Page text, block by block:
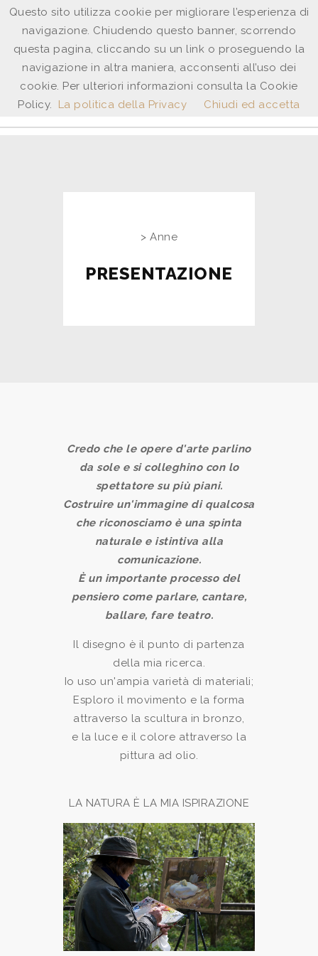
ANNE
SHINGLETON
ita /uk
> Anne
PRESENTAZIONE
Credo che le opere d'arte parlino
da sole e si colleghino con lo
spettatore su più piani.
Costruire un'immagine di qualcosa
che riconosciamo è una spinta
naturale e istintiva alla
comunicazione.
È un importante processo del
pensiero come parlare, cantare,
ballare, fare teatro.
Il disegno è il punto di partenza
della mia ricerca.
Io uso un'ampia varietà di materiali;
Esploro il movimento e la forma
attraverso la scultura in bronzo,
e la luce e il colore attraverso la
pittura ad olio.
LA NATURA È LA MIA ISPIRAZIONE
Questo sito utilizza cookie per migliorare l’esperienza di
navigazione. Chiudendo questo banner, scorrendo
questa pagina, cliccando su un link o proseguendo la
navigazione in altra maniera, acconsenti all’uso dei
cookie. Per ulteriori informazioni consulta la Cookie
Policy.
La politica della Privacy Chiudi ed accetta